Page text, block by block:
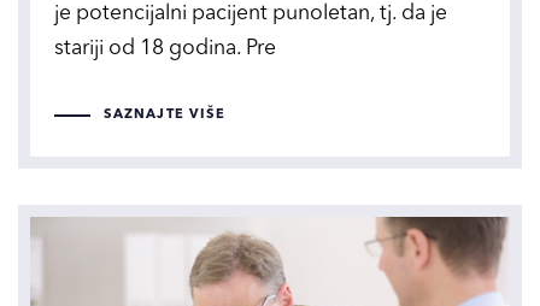
je potencijalni pacijent punoletan, tj. da je
stariji od 18 godina. Pre
SAZNAJTE VIŠE